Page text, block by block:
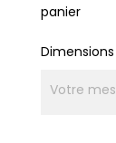
panier
Dimensions